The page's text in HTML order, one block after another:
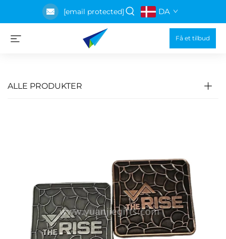
[email protected] DA
Få et tilbud
ALLE PRODUKTER